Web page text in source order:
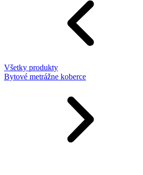
Všetky produkty
Bytové metrážne koberce